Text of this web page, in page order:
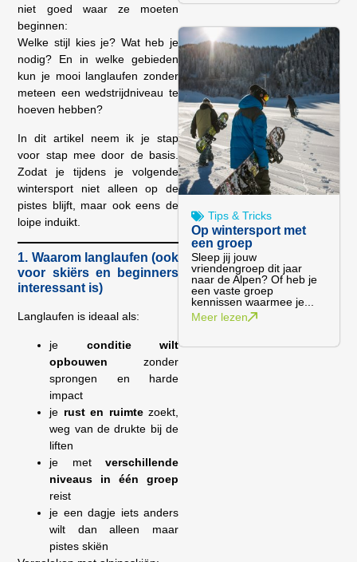
niet goed waar ze moeten
beginnen:
Welke stijl kies je? Wat heb je
nodig? En in welke gebieden
kun je mooi langlaufen zonder
meteen een wedstrijdniveau te
hoeven hebben?
In dit artikel neem ik je stap
voor stap mee door de basis.
Zodat je tijdens je volgende
wintersport niet alleen op de
pistes blijft, maar ook eens de
loipe induikt.
1. Waarom langlaufen (ook
voor skiërs en beginners
interessant is)
Langlaufen is ideaal als:
je conditie wilt
opbouwen zonder
sprongen en harde
impact
je rust en ruimtezoekt,
weg van de drukte bij de
liften
je met verschillende
niveaus in één groep
reist
je een dagje iets anders
wilt dan alleen maar
pistes skiën
Tips & Tricks
Op wintersport met
een groep
Sleep jij jouw
vriendengroep dit jaar
naar de Alpen? Of heb je
een vaste groep
kennissen waarmee je...
Meer lezen